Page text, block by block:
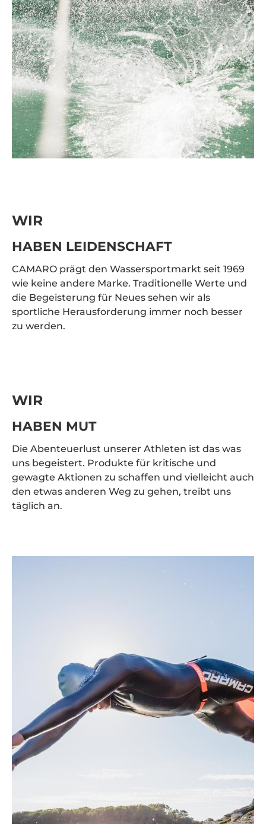
WIR
HABEN LEIDENSCHAFT
CAMARO prägt den Wassersportmarkt seit 1969
wie keine andere Marke. Traditionelle Werte und
die Begeisterung für Neues sehen wir als
sportliche Herausforderung immer noch besser
zu werden.
WIR
HABEN MUT
Die Abenteuerlust unserer Athleten ist das was
uns begeistert. Produkte für kritische und
gewagte Aktionen zu schaffen und vielleicht auch
den etwas anderen Weg zu gehen, treibt uns
täglich an.